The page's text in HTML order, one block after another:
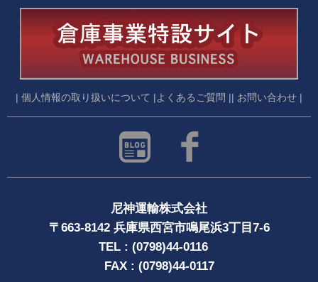
| 個人情報の取り扱いについて | よくあるご質問 || お問い合わせ |
尼神運輸株式会社
〒663-8142 兵庫県西宮市鳴尾浜3丁目7-6
TEL : (0798)44-0116
FAX : (0798)44-0117